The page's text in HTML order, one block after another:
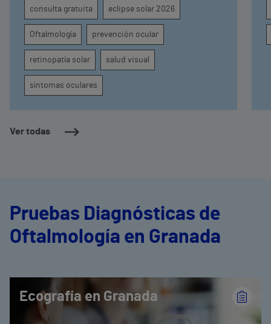
Ver todas
consulta gratuita eclipse solar 2026
Oftalmología prevención ocular
retinopatía solar salud visual
síntomas oculares
Pruebas Diagnósticas de
Oftalmología en Granada
Ecografía en Granada